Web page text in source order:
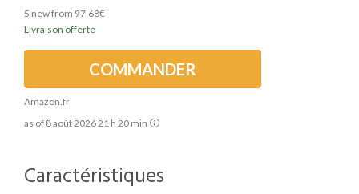
5 new from 97,68€
Livraison offerte
COMMANDER
Amazon.fr
as of 8 août 2026 21 h 20 min
Caractéristiques